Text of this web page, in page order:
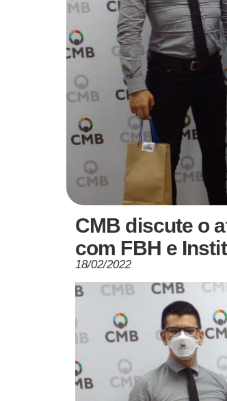
CMB discute o
com FBH e
18/02/2022